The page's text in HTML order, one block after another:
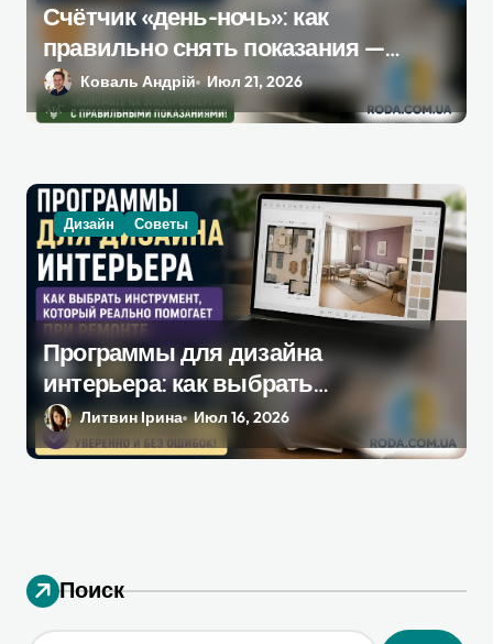
Счётчик «день-ночь»: как
правильно снять показания —
полная инструкция без ошибок
Коваль Андрій Июл 21, 2026
Дизайн Советы
Программы для дизайна
интерьера: как выбрать
инструмент, который
действительно поможет при
Литвин Ірина Июл 16, 2026
Поиск